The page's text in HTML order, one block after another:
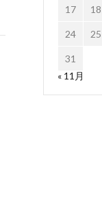
17 18
24 25
31
« 11月